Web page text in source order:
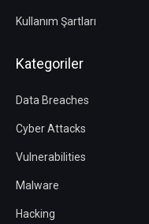
Kullanım Şartları
Kategoriler
Data Breaches
Cyber Attacks
Vulnerabilities
Malware
Hacking